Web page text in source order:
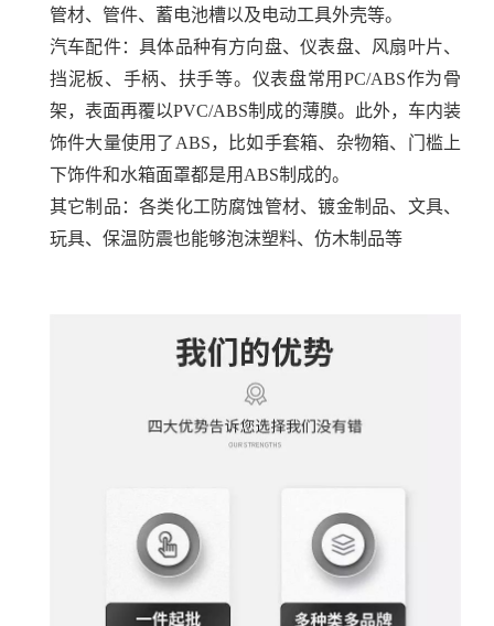
管材、管件、蓄电池槽以及电动工具外壳等。
汽车配件：具体品种有方向盘、仪表盘、风扇叶片、
挡泥板、手柄、扶手等。仪表盘常用PC/ABS作为骨
架，表面再覆以PVC/ABS制成的薄膜。此外，车内装
饰件大量使用了ABS，比如手套箱、杂物箱、门槛上
下饰件和水箱面罩都是用ABS制成的。
其它制品：各类化工防腐蚀管材、镀金制品、文具、
玩具、保温防震也能够泡沫塑料、仿木制品等